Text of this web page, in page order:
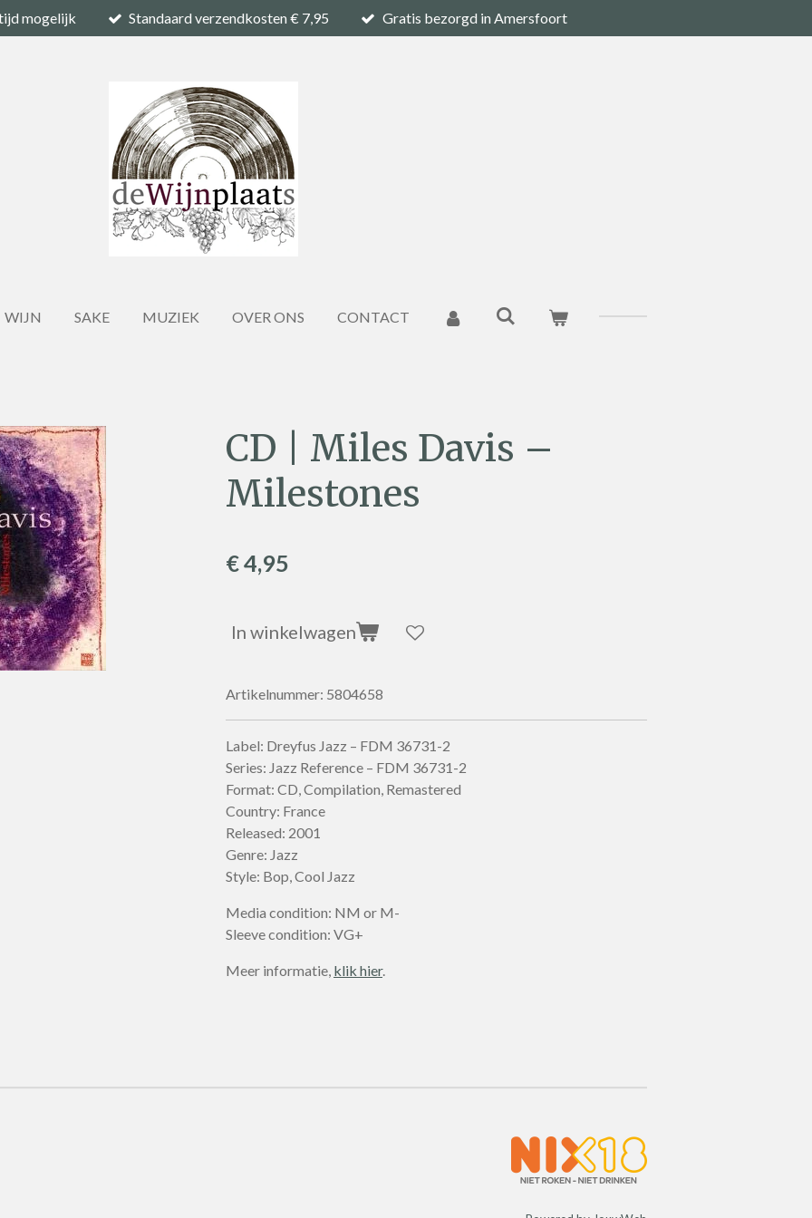
mogelijk Standaard verzendkosten € 7,95 Gratis bezorgd in Amersfoort
WIJN SAKE MUZIEK OVER ONS CONTACT
CD | Miles Davis –
Milestones
€ 4,95
In winkelwagen
Artikelnummer: 5804658
Label: Dreyfus Jazz – FDM 36731-2
Series: Jazz Reference – FDM 36731-2
Format: CD, Compilation, Remastered
Country: France
Released: 2001
Genre: Jazz
Style: Bop, Cool Jazz
Media condition: NM or M-
Sleeve condition: VG+
Meer informatie, klik hier.